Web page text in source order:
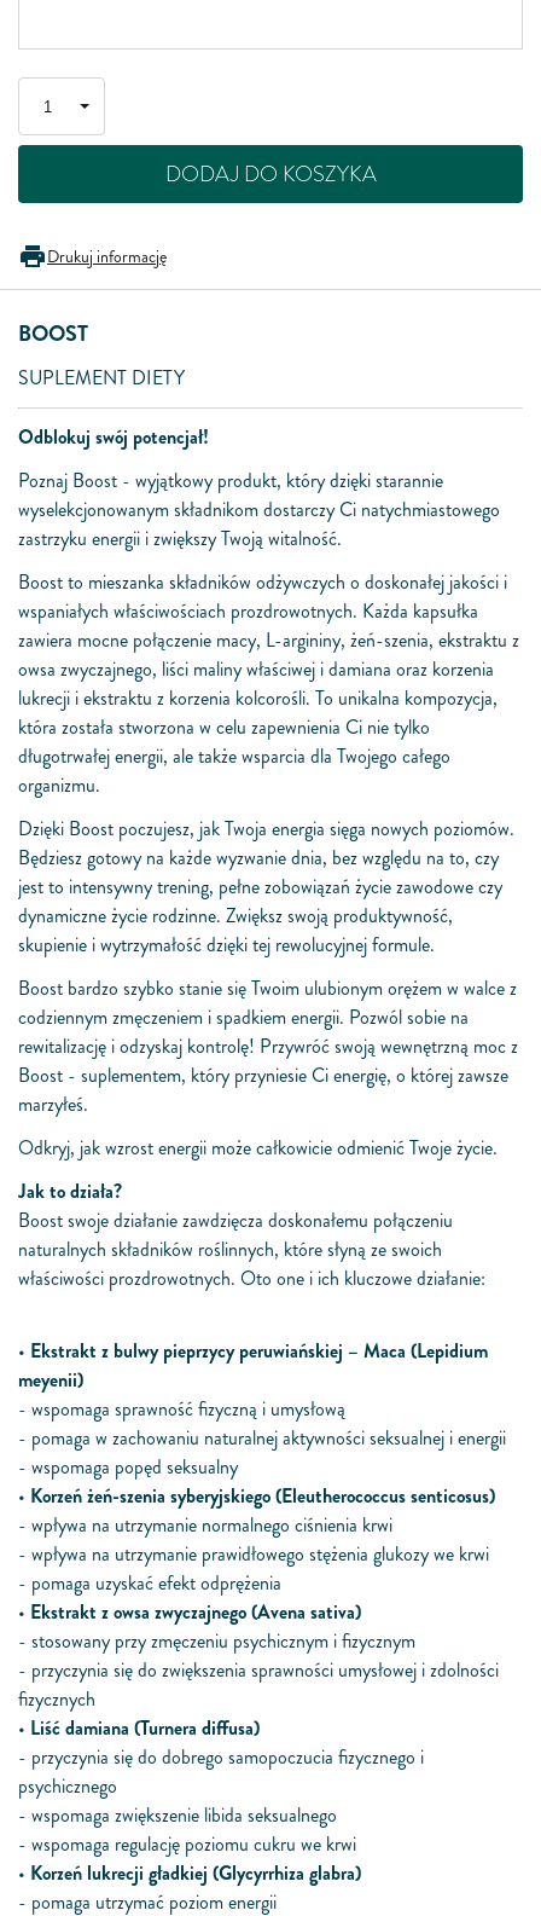
DODAJ DO KOSZYKA
Drukuj informację
BOOST
SUPLEMENT DIETY
Odblokuj swój potencjał!
Poznaj Boost - wyjątkowy produkt, który dzięki starannie
wyselekcjonowanym składnikom dostarczy Ci natychmiastowego
zastrzyku energii i zwiększy Twoją witalność.
Boost to mieszanka składników odżywczych o doskonałej jakości i
wspaniałych właściwościach prozdrowotnych. Każda kapsułka
zawiera mocne połączenie macy, L-argininy, żeń-szenia, ekstraktu z
owsa zwyczajnego, liści maliny właściwej i damiana oraz korzenia
lukrecji i ekstraktu z korzenia kolcorośli. To unikalna kompozycja,
która została stworzona w celu zapewnienia Ci nie tylko
długotrwałej energii, ale także wsparcia dla Twojego całego
organizmu.
Dzięki Boost poczujesz, jak Twoja energia sięga nowych poziomów.
Będziesz gotowy na każde wyzwanie dnia, bez względu na to, czy
jest to intensywny trening, pełne zobowiązań życie zawodowe czy
dynamiczne życie rodzinne. Zwiększ swoją produktywność,
skupienie i wytrzymałość dzięki tej rewolucyjnej formule.
Boost bardzo szybko stanie się Twoim ulubionym orężem w walce z
codziennym zmęczeniem i spadkiem energii. Pozwól sobie na
rewitalizację i odzyskaj kontrolę! Przywróć swoją wewnętrzną moc z
Boost - suplementem, który przyniesie Ci energię, o której zawsze
marzyłeś.
Odkryj, jak wzrost energii może całkowicie odmienić Twoje życie.
Jak to działa?
Boost swoje działanie zawdzięcza doskonałemu połączeniu
naturalnych składników roślinnych, które słyną ze swoich
właściwości prozdrowotnych. Oto one i ich kluczowe działanie:
• Ekstrakt z bulwy pieprzycy peruwiańskiej – Maca (Lepidium
meyenii)
- wspomaga sprawność fizyczną i umysłową
- pomaga w zachowaniu naturalnej aktywności seksualnej i energii
- wspomaga popęd seksualny
• Korzeń żeń-szenia syberyjskiego (Eleutherococcus senticosus)
- wpływa na utrzymanie normalnego ciśnienia krwi
- wpływa na utrzymanie prawidłowego stężenia glukozy we krwi
- pomaga uzyskać efekt odprężenia
• Ekstrakt z owsa zwyczajnego (Avena sativa)
- stosowany przy zmęczeniu psychicznym i fizycznym
- przyczynia się do zwiększenia sprawności umysłowej i zdolności
fizycznych
• Liść damiana (Turnera diffusa)
- przyczynia się do dobrego samopoczucia fizycznego i
psychicznego
- wspomaga zwiększenie libida seksualnego
- wspomaga regulację poziomu cukru we krwi
• Korzeń lukrecji gładkiej (Glycyrrhiza glabra)
- pomaga utrzymać poziom energii